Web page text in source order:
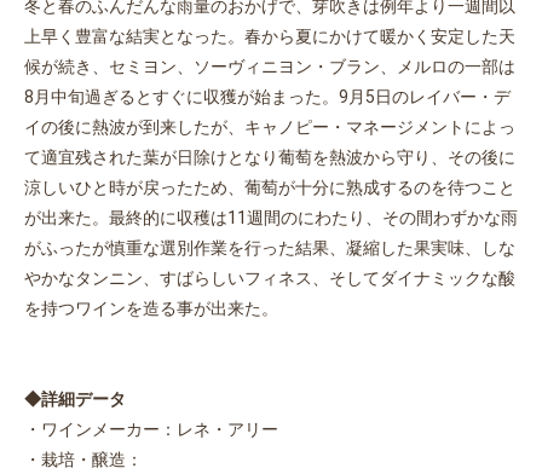
冬と春のふんだんな雨量のおかげで、芽吹きは例年より一週間以
上早く豊富な結実となった。春から夏にかけて暖かく安定した天
候が続き、セミヨン、ソーヴィニヨン・ブラン、メルロの一部は
8月中旬過ぎるとすぐに収獲が始まった。9月5日のレイバー・デ
イの後に熱波が到来したが、キャノピー・マネージメントによっ
て適宜残された葉が日除けとなり葡萄を熱波から守り、その後に
涼しいひと時が戻ったため、葡萄が十分に熟成するのを待つこと
が出来た。最終的に収穫は11週間のにわたり、その間わずかな雨
がふったが慎重な選別作業を行った結果、凝縮した果実味、しな
やかなタンニン、すばらしいフィネス、そしてダイナミックな酸
を持つワインを造る事が出来た。
◆詳細データ
・ワインメーカー：レネ・アリー
・栽培・醸造：